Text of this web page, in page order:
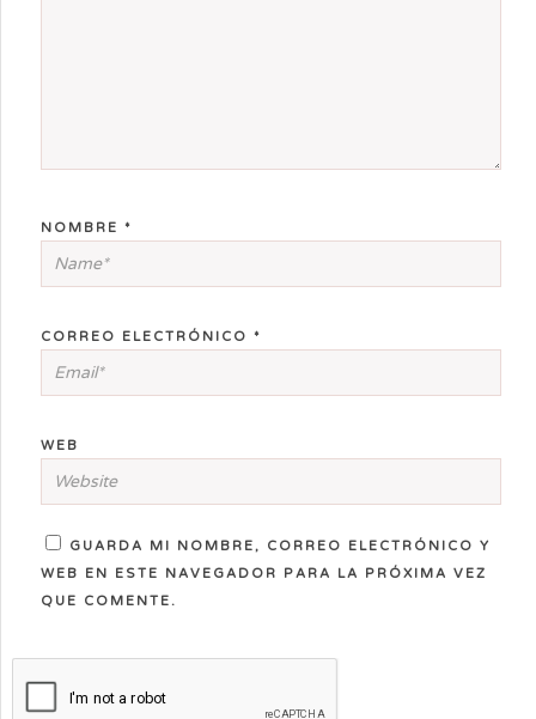
NOMBRE *
CORREO ELECTRÓNICO *
WEB
GUARDA MI NOMBRE, CORREO ELECTRÓNICO Y
WEB EN ESTE NAVEGADOR PARA LA PRÓXIMA VEZ
QUE COMENTE.